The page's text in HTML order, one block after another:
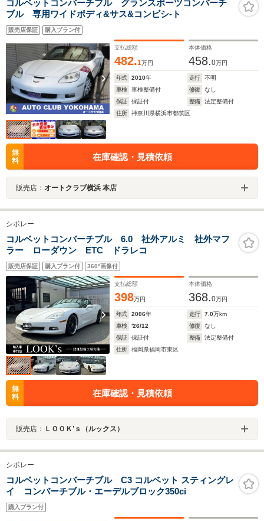
コルベットコンバーチブル グランスポーツコンバーチ
ブル 専用ワイドボディ&サス&コンビシ‐ト
販売店保証 購入プラン付
支払総額
482.1万円
本体価格
458.0万円
年式 2010年 走行
不明
車検
車検整備付 修復
なし
保証
保証付 整備
法定整備付
住所
神奈川県横浜市都筑区
無
料
在庫確認・見積依頼
販売店： オートクラブ横浜 本店
シボレー
コルベットコンバーチブル 6.0 社外アルミ 社外マフ
ラー ローダウン ETC ドラレコ
販売店保証 購入プラン付 360°画像付
支払総額
398万円
本体価格
368.0万円
年式 2006年 走行 7.0万km
車検
'26/12 修復
なし
保証
保証付 整備
法定整備付
住所
福岡県福岡市東区
無
料
在庫確認・見積依頼
販売店： ＬＯＯＫ’ｓ（ルックス）
シボレー
コルベットコンバーチブル C3 コルベット スティングレ
イ コンバーチブル・エーデルブロック350ci
購入プラン付